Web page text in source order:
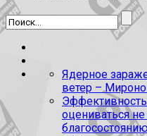
Ядерное
ветер –
оцениваться